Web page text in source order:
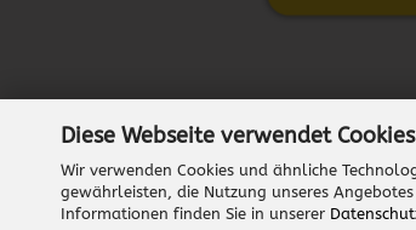
Diese Webseite verwendet
Wir verwenden Cookies und ähnliche
gewährleisten, die Nutzung unseres
Informationen finden Sie in unserer